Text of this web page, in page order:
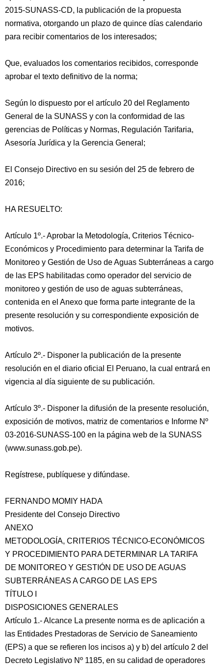
2015-SUNASS-CD, la publicación de la propuesta
normativa, otorgando un plazo de quince días calendario
para recibir comentarios de los interesados;
Que, evaluados los comentarios recibidos, corresponde
aprobar el texto definitivo de la norma;
Según lo dispuesto por el artículo 20 del Reglamento
General de la SUNASS y con la conformidad de las
gerencias de Políticas y Normas, Regulación Tarifaria,
Asesoría Jurídica y la Gerencia General;
El Consejo Directivo en su sesión del 25 de febrero de
2016;
HA RESUELTO:
Artículo 1º.- Aprobar la Metodología, Criterios Técnico-
Económicos y Procedimiento para determinar la Tarifa de
Monitoreo y Gestión de Uso de Aguas Subterráneas a cargo
de las EPS habilitadas como operador del servicio de
monitoreo y gestión de uso de aguas subterráneas,
contenida en el Anexo que forma parte integrante de la
presente resolución y su correspondiente exposición de
motivos.
Artículo 2º.- Disponer la publicación de la presente
resolución en el diario oficial El Peruano, la cual entrará en
vigencia al día siguiente de su publicación.
Artículo 3º.- Disponer la difusión de la presente resolución,
exposición de motivos, matriz de comentarios e Informe Nº
03-2016-SUNASS-100 en la página web de la SUNASS
(www.sunass.gob.pe).
Regístrese, publíquese y difúndase.
FERNANDO MOMIY HADA
Presidente del Consejo Directivo
ANEXO
METODOLOGÍA, CRITERIOS TÉCNICO-ECONÓMICOS
Y PROCEDIMIENTO PARA DETERMINAR LA TARIFA
DE MONITOREO Y GESTIÓN DE USO DE AGUAS
SUBTERRÁNEAS A CARGO DE LAS EPS
TÍTULO I
DISPOSICIONES GENERALES
Artículo 1.- Alcance La presente norma es de aplicación a
las Entidades Prestadoras de Servicio de Saneamiento
(EPS) a que se refieren los incisos a) y b) del artículo 2 del
Decreto Legislativo Nº 1185, en su calidad de operadores